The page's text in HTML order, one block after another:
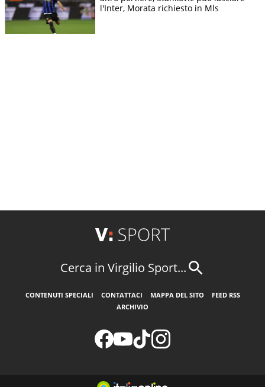
l'Inter, Morata richiesto in Mls
Cerca in Virgilio Sport...
CONTENUTI SPECIALI CONTATTACI MAPPA DEL SITO
FEED RSS
ARCHIVIO